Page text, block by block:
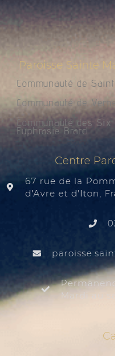
Paroisse Sainte
Communauté de
Communauté de
Communauté des
Euphrasie Brard
Centre
67 rue de la
d'Avre et d'Iton,
Mardi au